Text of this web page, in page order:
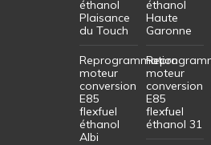
éthanol
Plaisance
du Touch
Reprogrammation
moteur
conversion
E85
flexfuel
éthanol
Albi
éthanol
Haute
Garonne
moteur
conversion
E85
flexfuel
éthanol 31